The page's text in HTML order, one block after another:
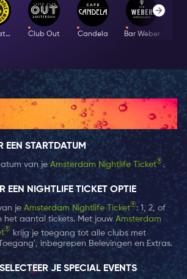
- 04:00
You will be placed on the
Special Event per day at no
The Waterhole Club Out Candela Bar Weber
werkt
EEN STARTDATUM
van je Amsterdam Nightlife Ticket®.
EEN NIGHTLIFE TICKET OPTIE
je Amsterdam Nightlife Ticket®: 1, 2, of
het aantal tickets. Met jouw Amsterdam
® krijg je toegang tot alle clubs met
inbegrepen Belevingen en Extras.
JE SPECIAL EVENTS